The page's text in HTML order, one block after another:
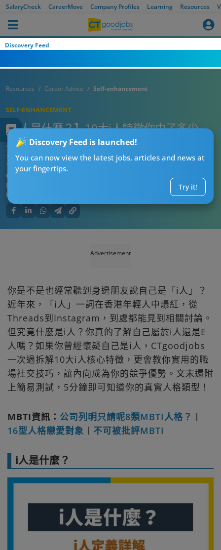
SalaryCheck CareerMove Company Profiles Learning Resources
Discovery Feed
Discovery Feed is launched!
You can now view the latest jobs, articles and news at
your fingertips.
Try it!
Resources Career Advice Self-enhancement
SELF-ENHANCEMENT
【i人是什麼？】10大i人特徵你中了多少
項？5分鐘剖析i人與E人分別＋必學職場社
交技巧懶人包！（附簡易測試）
CTgoodjobs’ Editor
Published:
Updated:
Advertisement
你是不是也經常聽到身邊朋友說自己是「i人」？
近年來，「i人」一詞在香港年輕人中爆紅，從
Threads到Instagram，到處都能見到相關討論。
但究竟什麼是i人？你真的了解自己屬於i人還是E
人嗎？如果你曾經懷疑自己是i人，CTgoodjobs
一次過拆解10大i人核心特徵，更會教你實用的職
場社交技巧，讓內向成為你的競爭優勢。文末還附
上簡易測試，5分鐘即可知道你的真實人格類型！
MBTI資訊： 公司列明只請呢8類MBTI人格？ 丨
16型人格戀愛對象 丨 不可被批評MBTI
i人是什麼？